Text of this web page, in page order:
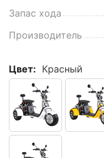
Запас хода
Производитель
Цвет: Красный